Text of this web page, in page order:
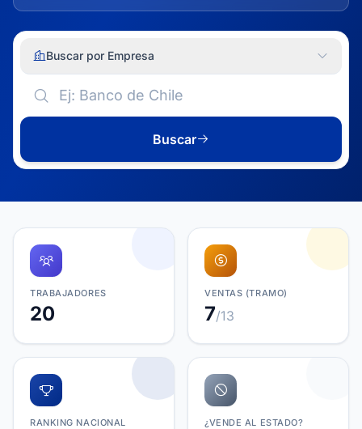
Buscar por Empresa
Buscar
TRABAJADORES
20
VENTAS (TRAMO)
7/13
RANKING NACIONAL ¿VENDE AL ESTADO?